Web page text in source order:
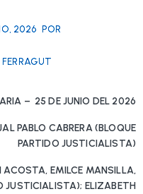
2026 POR
FERRAGUT
– 25 DE JUNIO DEL 2026
PABLO CABRERA (BLOQUE
PARTIDO JUSTICIALISTA)
ACOSTA, EMILCE MANSILLA,
JUSTICIALISTA); ELIZABETH